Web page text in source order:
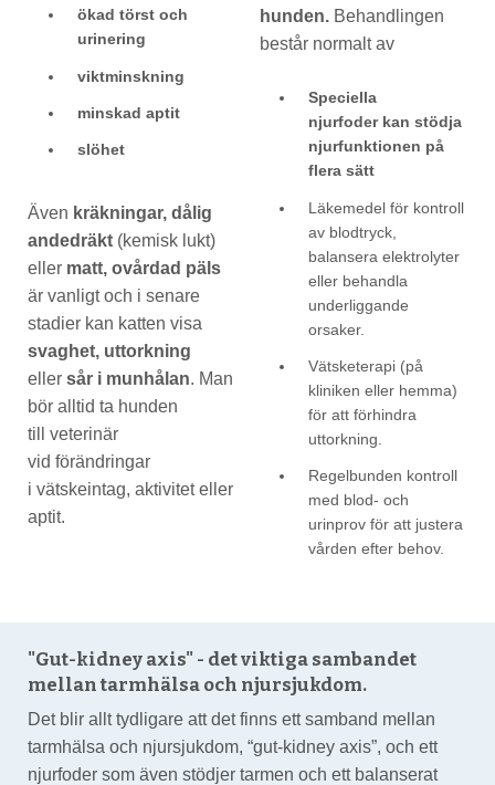
ökad törst och
urinering
viktminskning
minskad aptit
slöhet
Även kräkningar, dålig
andedräkt (kemisk lukt)
eller matt, ovårdad päls
är vanligt och i senare
stadier kan katten visa
svaghet, uttorkning
ellersår i munhålan. Man
bör alltid ta hunden
till veterinär
vid förändringar
i vätskeintag, aktivitet eller
aptit.
hunden. Behandlingen
består normalt av
Speciella
njurfoder kan stödja
njurfunktionen på
flera sätt
Läkemedel för kontroll
av blodtryck,
balansera elektrolyter
eller behandla
underliggande
orsaker.
Vätsketerapi (på
kliniken eller hemma)
för att förhindra
uttorkning.
Regelbunden kontroll
med blod- och
urinprov för att justera
vården efter behov.
"Gut-kidney axis" - det viktiga sambandet
mellan tarmhälsa och njursjukdom.
Det blir allt tydligare att det finns ett samband mellan
tarmhälsa och njursjukdom, “gut-kidney axis”, och ett
njurfoder som även stödjer tarmen och ett balanserat